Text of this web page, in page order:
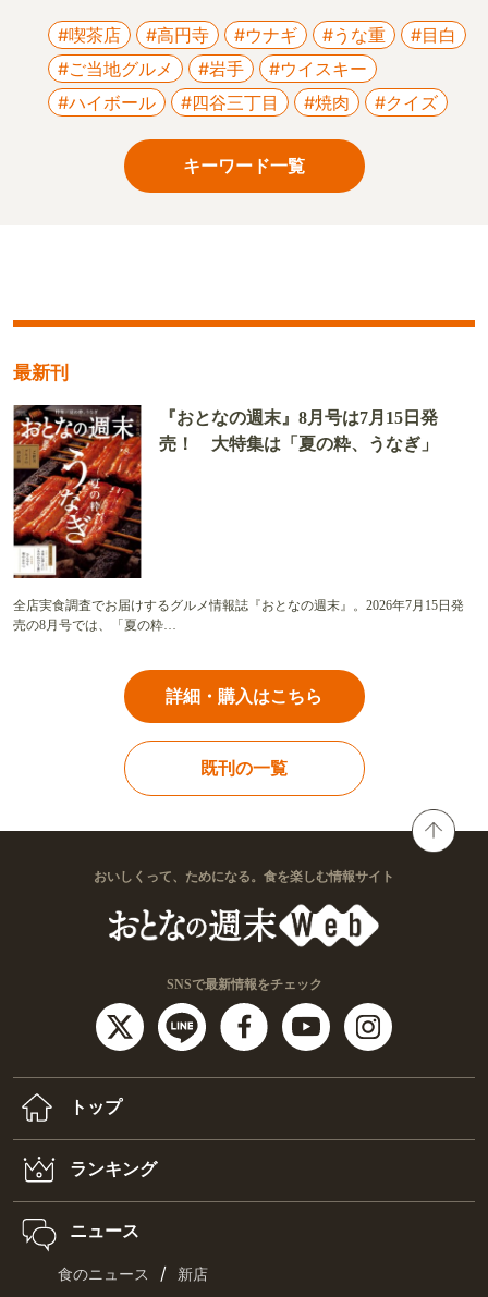
#喫茶店 #高円寺 #ウナギ #うな重
#目白
#ご当地グルメ
#岩手
#ウイスキー
#ハイボール
#四谷三丁目 #焼肉 #クイズ
キーワード一覧
最新刊
『おとなの週末』8月号は7月15日発
売！ 大特集は「夏の粋、うなぎ」
全店実食調査でお届けするグルメ情報誌『おとなの週末』。2026年7月15日発
売の8月号では、「夏の粋…
詳細・購入はこちら
既刊の一覧
おいしくって、ためになる。食を楽しむ情報サイト
SNSで最新情報をチェック
トップ
ランキング
ニュース
食のニュース / 新店